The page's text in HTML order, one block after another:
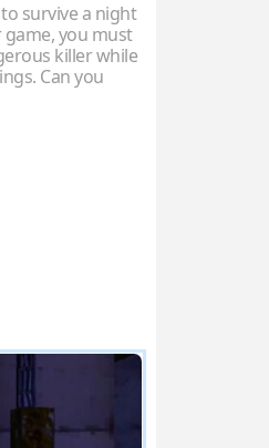
survive a night
you must
killer while
Can you